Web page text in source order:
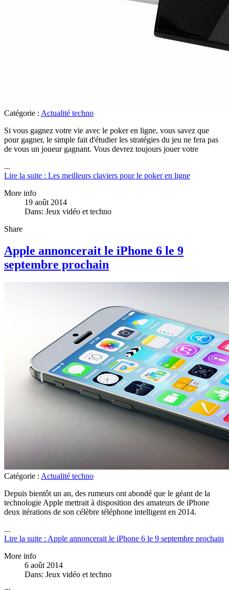
Catégorie : Actualité techno
Si vous gagnez votre vie avec le poker en ligne, vous savez que
pour gagner, le simple fait d'étudier les stratégies du jeu ne fera pas
de vous un joueur gagnant. Vous devrez toujours jouer votre
...
Lire la suite : Les meilleurs claviers pour le poker en ligne
More info
19 août 2014
Dans: Jeux vidéo et techno
Share
Apple annoncerait le iPhone 6 le 9
septembre prochain
Catégorie : Actualité techno
Depuis bientôt un an, des rumeurs ont abondé que le géant de la
technologie Apple mettrait à disposition des amateurs de iPhone
deux itérations de son célèbre téléphone intelligent en 2014.
...
Lire la suite : Apple annoncerait le iPhone 6 le 9 septembre prochain
More info
6 août 2014
Dans: Jeux vidéo et techno